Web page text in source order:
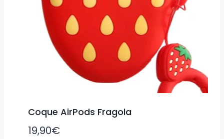
Coque AirPods Fragola
19,90€